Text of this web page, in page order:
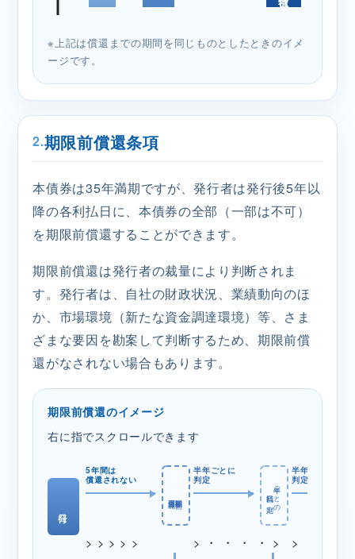
※上記は償還までの期間を同じものとしたときのイメ
ージです。
2.期限前償還条項
本債券は35年満期ですが、発行者は発行後5年以
降の各利払日に、本債券の全部（一部は不可）
を期限前償還することができます。
期限前償還は発行者の裁量により判断されま
す。発行者は、自社の財政状況、業績動向のほ
か、市場環境（新たな資金調達環境）等、さま
ざまな要因を勘案して判断するため、期限前償
還がなされない場合もあります。
期限前償還のイメージ
右に指でスクロールできます
5年間は
償還されない
半年ごとに
判定
半年ごとの
利払日に判定
半年ごとに
判定
> > > > > > ・ ・ ・ ・ > > ・ ・ ・